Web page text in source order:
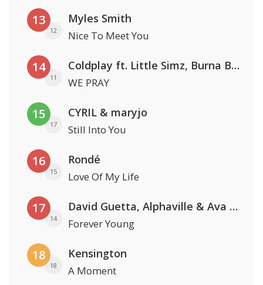
13
12
Myles Smith
Nice To Meet You
14
11
Coldplay ft. Little Simz, Burna Boy, Elyanna & Tini
WE PRAY
15
17
CYRIL & maryjo
Still Into You
16
15
Rondé
Love Of My Life
17
14
David Guetta, Alphaville & Ava Max
Forever Young
18
18
Kensington
A Moment